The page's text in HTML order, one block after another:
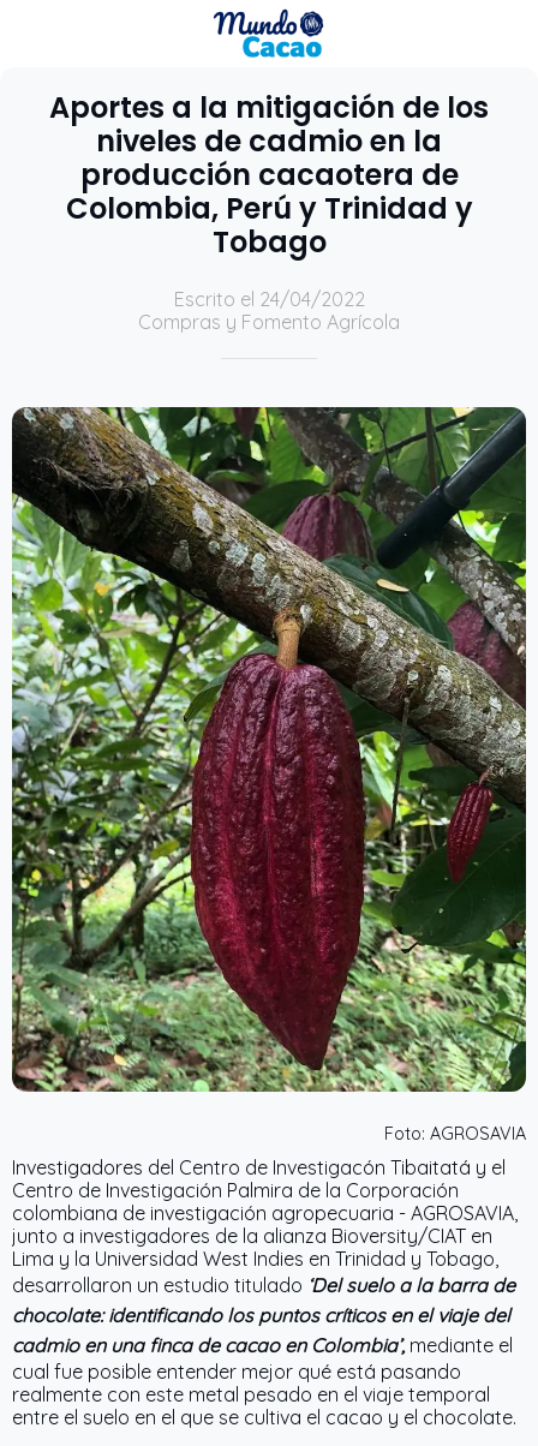
Aportes a la mitigación de los
niveles de cadmio en la
producción cacaotera de
Colombia, Perú y Trinidad y
Tobago
Escrito el 24/04/2022
Compras y Fomento Agrícola
Foto: AGROSAVIA
Investigadores del Centro de Investigacón Tibaitatá y el
Centro de Investigación Palmira de la Corporación
colombiana de investigación agropecuaria - AGROSAVIA,
junto a investigadores de la alianza Bioversity/CIAT en
Lima y la Universidad West Indies en Trinidad y Tobago,
desarrollaron un estudio titulado ‘Del suelo a la barra de
chocolate: identificando los puntos críticos en el viaje del
cadmio en una finca de cacao en Colombia’,mediante el
cual fue posible entender mejor qué está pasando
realmente con este metal pesado en el viaje temporal
entre el suelo en el que se cultiva el cacao y el chocolate.